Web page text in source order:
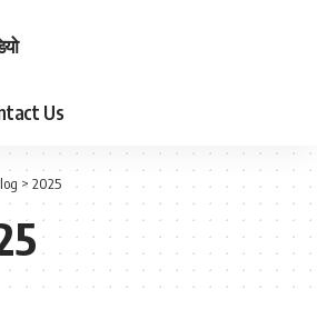
Us
> 2025